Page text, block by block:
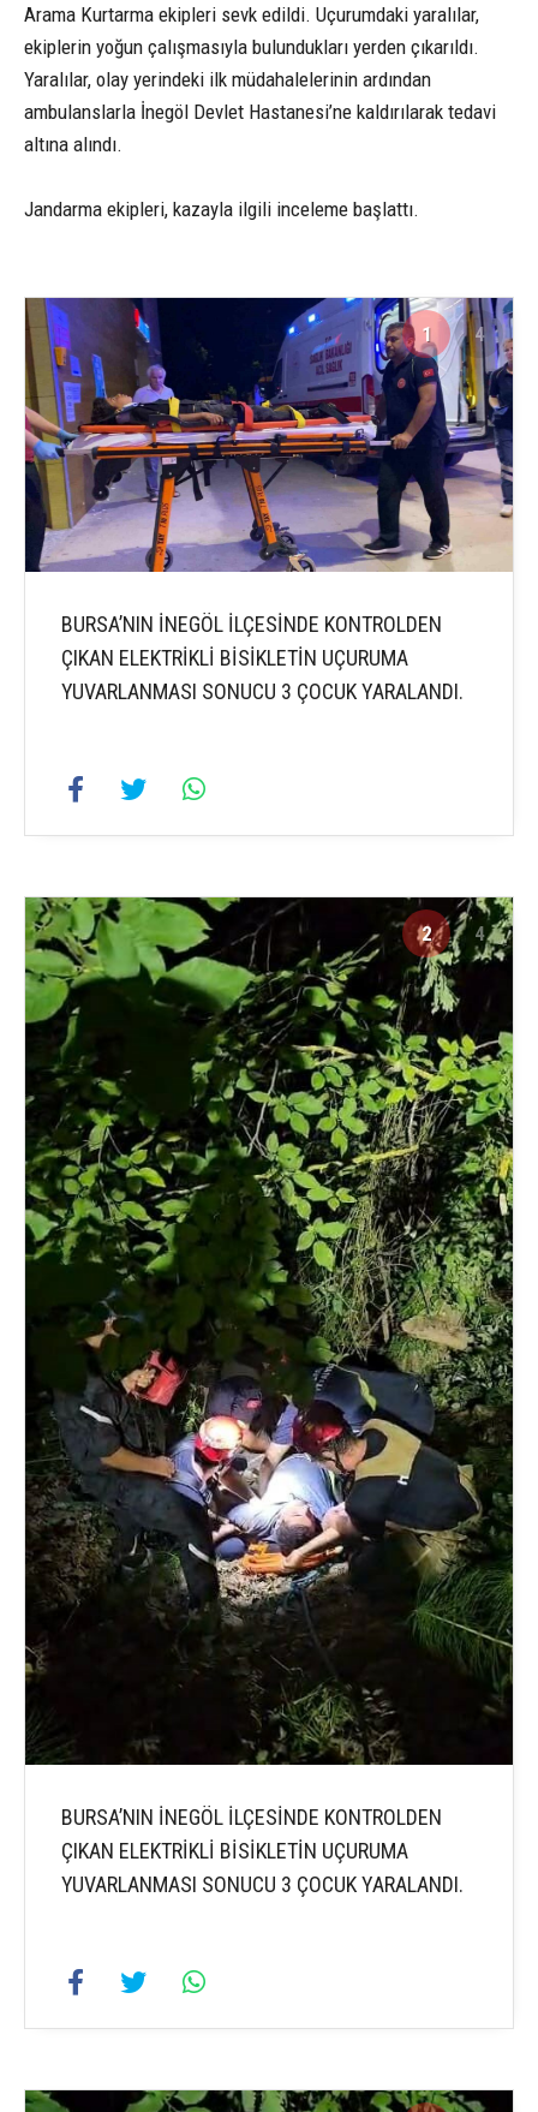
Arama Kurtarma ekipleri sevk edildi. Uçurumdaki yaralılar,
ekiplerin yoğun çalışmasıyla bulundukları yerden çıkarıldı.
Yaralılar, olay yerindeki ilk müdahalelerinin ardından
ambulanslarla İnegöl Devlet Hastanesi’ne kaldırılarak tedavi
altına alındı.
Jandarma ekipleri, kazayla ilgili inceleme başlattı.
1 4
BURSA’NIN İNEGÖL İLÇESİNDE KONTROLDEN
ÇIKAN ELEKTRİKLİ BİSİKLETİN UÇURUMA
YUVARLANMASI SONUCU 3 ÇOCUK YARALANDI.
2 4
BURSA’NIN İNEGÖL İLÇESİNDE KONTROLDEN
ÇIKAN ELEKTRİKLİ BİSİKLETİN UÇURUMA
YUVARLANMASI SONUCU 3 ÇOCUK YARALANDI.